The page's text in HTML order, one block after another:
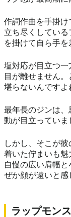
作詞作曲を手掛け
立ち尽くしてい
を掛けて自ら手を
塩対応が目立つ一
目が離せません
堪らないんですよ
最年長のジンは
動が目立っていま
しかし、そこが
着いた佇まいも魅
自慢の広い肩幅
ぜか顔が遠いと感
ラップモン